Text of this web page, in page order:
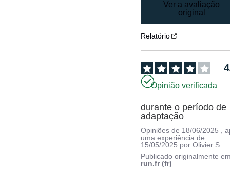
Ver a avaliação
original
Relatório
4
Opinião verificada
durante o período de
adaptação
Opiniões de 18/06/2025 ,
uma experiência de
15/05/2025 porOlivier S.
Publicado originalmente
run.fr (fr)